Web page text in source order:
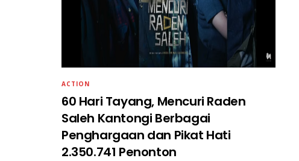
ACTION
60 Hari Tayang, Mencuri Raden
Saleh Kantongi Berbagai
Penghargaan dan Pikat Hati
2.350.741 Penonton